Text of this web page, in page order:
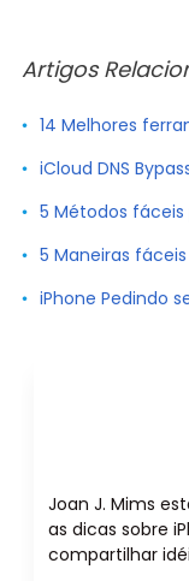
Artigos
Joan J. Mims
as dicas sobre
compartilhar